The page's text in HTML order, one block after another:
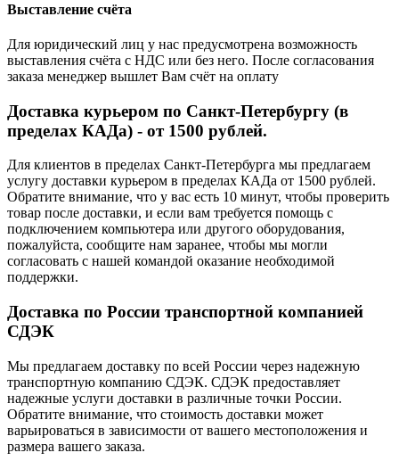
Выставление счёта
Для юридический лиц у нас предусмотрена возможность
выставления счёта с НДС или без него. После согласования
заказа менеджер вышлет Вам счёт на оплату
Доставка курьером по Санкт-Петербургу (в
пределах КАДа) - от 1500 рублей.
Для клиентов в пределах Санкт-Петербурга мы предлагаем
услугу доставки курьером в пределах КАДа от 1500 рублей.
Обратите внимание, что у вас есть 10 минут, чтобы проверить
товар после доставки, и если вам требуется помощь с
подключением компьютера или другого оборудования,
пожалуйста, сообщите нам заранее, чтобы мы могли
согласовать с нашей командой оказание необходимой
поддержки.
Доставка по России транспортной компанией
СДЭК
Мы предлагаем доставку по всей России через надежную
транспортную компанию СДЭК. СДЭК предоставляет
надежные услуги доставки в различные точки России.
Обратите внимание, что стоимость доставки может
варьироваться в зависимости от вашего местоположения и
размера вашего заказа.